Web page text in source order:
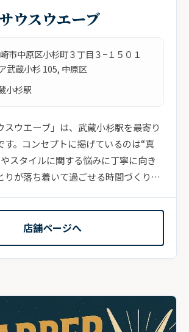
ウスウエーブ
市中原区小杉町３丁目３−１５０１
武蔵小杉 105, 中原区
小杉駅
スウエーブ」は、武蔵小杉駅を最寄り
す。コンセプトに掲げているのは“真
スタイルに関する悩みに丁寧に向き
りが落ち着いて過ごせる時間づくりを
店舗ページへ